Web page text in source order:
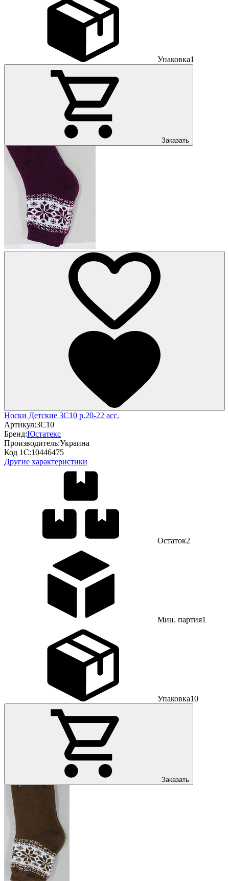
Упаковка1
Заказать
Носки Детские 3С10 р.20-22 асс.
Артикул:3С10
Бренд:Юстатекс
Производитель:Украина
Код 1С:10446475
Другие характеристики
Остаток2
Мин. партия1
Упаковка10
Заказать